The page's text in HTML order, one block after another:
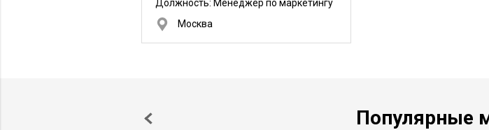
Должность: Менеджер по маркетингу
Москва
Популярные